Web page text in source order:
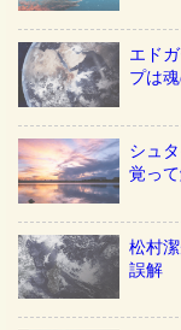
エド
プは
シュ
覚っ
松村
誤解